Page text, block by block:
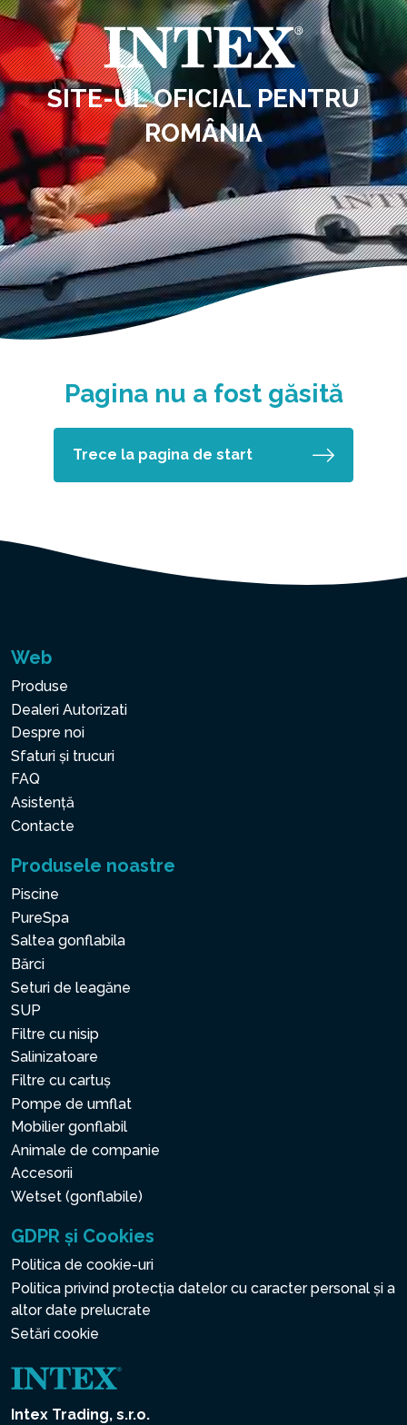
SITE-UL OFICIAL PENTRU
ROMÂNIA
Pagina nu a fost găsită
Trece la pagina de start
Web
Produse
Dealeri Autorizati
Despre noi
Sfaturi și trucuri
FAQ
Asistență
Contacte
Produsele noastre
Piscine
PureSpa
Saltea gonflabila
Bărci
Seturi de leagăne
SUP
Filtre cu nisip
Salinizatoare
Filtre cu cartuș
Pompe de umflat
Mobilier gonflabil
Animale de companie
Accesorii
Wetset (gonflabile)
GDPR și Cookies
Politica de cookie-uri
Politica privind protecția datelor cu caracter personal și a
altor date prelucrate
Setări cookie
Intex Trading, s.r.o.